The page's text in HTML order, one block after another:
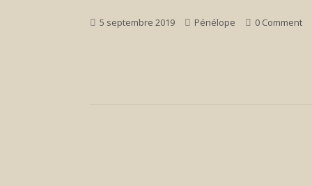
5 septembre 2019 Pénélope 0 Comment